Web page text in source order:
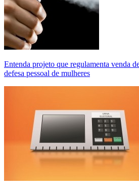
Entenda projeto que regulamenta venda
defesa pessoal de mulheres